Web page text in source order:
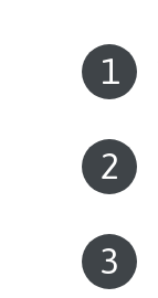
1
2
3